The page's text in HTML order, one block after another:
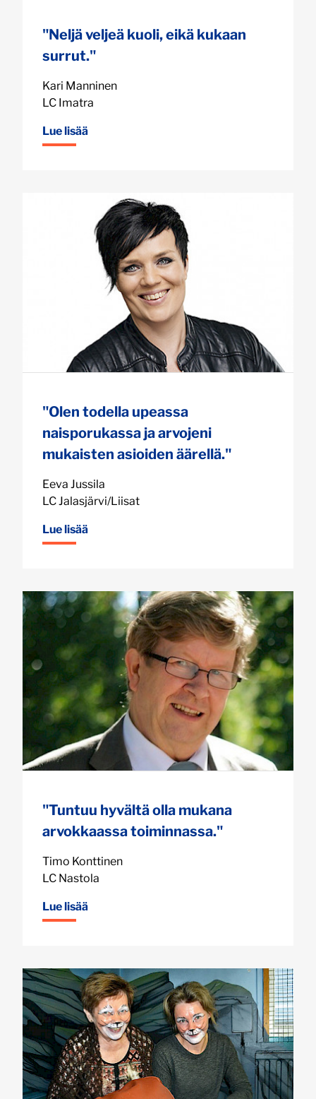
"Neljä veljeä kuoli, eikä kukaan
surrut."
Kari Manninen
LC Imatra
Lue lisää
"Olen todella upeassa
naisporukassa ja arvojeni
mukaisten asioiden äärellä."
Eeva Jussila
LC Jalasjärvi/Liisat
Lue lisää
"Tuntuu hyvältä olla mukana
arvokkaassa toiminnassa."
Timo Konttinen
LC Nastola
Lue lisää